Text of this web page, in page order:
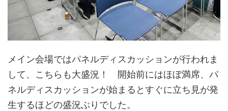
メイン会場ではパネルディスカッションが行われま
して、こちらも大盛況！ 開始前にはほぼ満席、パ
ネルディスカッションが始まるとすぐに立ち見が発
生するほどの盛況ぶりでした。